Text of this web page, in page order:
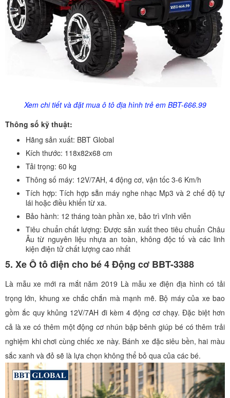
Xem chi tiết và đặt mua ô tô địa hình trẻ em BBT-666.99
Thông số kỹ thuật:
Hãng sản xuất: BBT Global
Kích thước: 118x82x68 cm
Tải trọng: 60 kg
Thông số máy: 12V/7AH, 4 động cơ, vận tốc 3-6 Km/h
Tích hợp: Tích hợp sẵn máy nghe nhạc Mp3 và 2 chế độ tự
lái hoặc điều khiển từ xa.
Bảo hành: 12 tháng toàn phần xe, bảo trì vĩnh viễn
Tiêu chuẩn chất lượng: Được sản xuất theo tiêu chuẩn Châu
Âu từ nguyên liệu nhựa an toàn, không độc tố và các linh
kiện điện tử chất lượng cao nhất
5. Xe Ô tô điện cho bé 4 Động cơ BBT-3388
Là mẫu xe mới ra mắt năm 2019 Là mẫu xe điện địa hình có tải
trọng lớn, khung xe chắc chắn mà mạnh mẽ. Bộ máy của xe bao
gồm ắc quy khủng 12V/7AH đi kèm 4 động cơ chạy. Đặc biệt hơn
cả là xe có thêm một động cơ nhún bập bênh giúp bé có thêm trải
nghiệm khi chơi cùng chiếc xe này. Bánh xe đặc siêu bền, hai màu
sắc xanh và đỏ sẽ là lựa chọn không thể bỏ qua của các bé.